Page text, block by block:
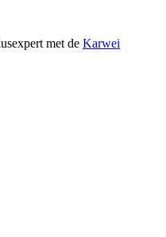
met de Karwei